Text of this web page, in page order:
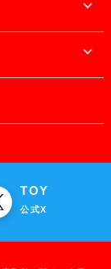
TOY
公式X